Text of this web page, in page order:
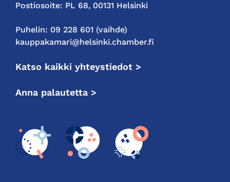
Postiosoite: PL 68, 00131 Helsinki
Puhelin: 09 228 601 (vaihde)
kauppakamari@helsinki.chamber.fi
Katso kaikki yhteystiedot >
Anna palautetta >